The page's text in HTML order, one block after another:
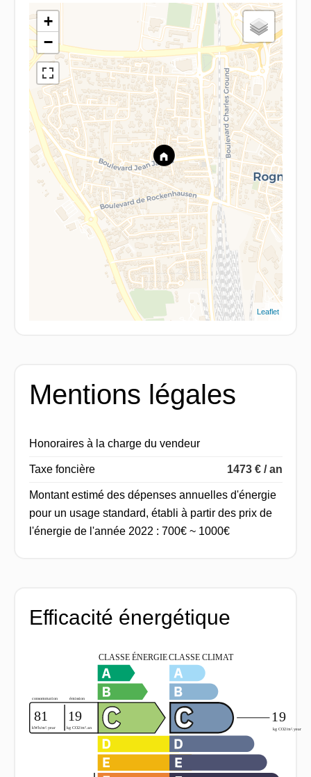
+
−
Leaflet
Mentions légales
Honoraires à la charge du vendeur
Taxe foncière 1473 € / an
Montant estimé des dépenses annuelles d'énergie
pour un usage standard, établi à partir des prix de
l'énergie de l'année 2022 : 700€ ~ 1000€
Efficacité énergétique